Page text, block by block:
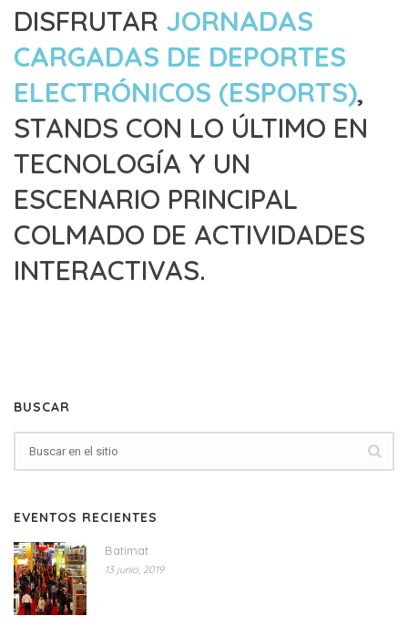
DISFRUTAR JORNADAS
CARGADAS DE DEPORTES
ELECTRÓNICOS (ESPORTS),
STANDS CON LO ÚLTIMO EN
TECNOLOGÍA Y UN
ESCENARIO PRINCIPAL
COLMADO DE ACTIVIDADES
INTERACTIVAS.
BUSCAR
EVENTOS RECIENTES
Batimat
13 junio, 2019